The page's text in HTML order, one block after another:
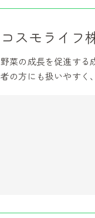
コスモライフ
野菜の成長を促進する
者の方にも扱いやすく